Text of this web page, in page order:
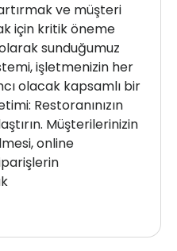
ve müşteri
için kritik öneme
sunduğumuz
işletmenizin her
olacak kapsamlı bir
Restoranınızın
Müşterilerinizin
online